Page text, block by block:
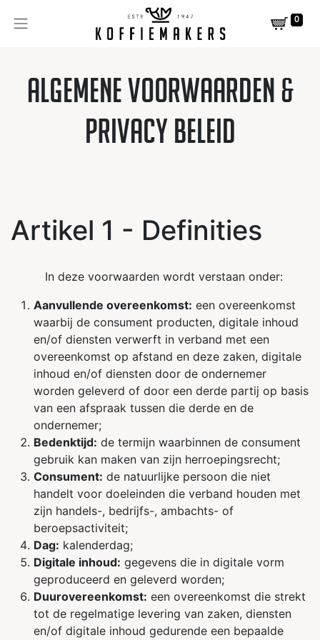
0
Algemene voorwaarden &
Privacy beleid
Artikel 1 - Definities
In deze voorwaarden wordt verstaan onder:
Aanvullende overeenkomst: een overeenkomst
waarbij de consument producten, digitale inhoud
en/of diensten verwerft in verband met een
overeenkomst op afstand en deze zaken, digitale
inhoud en/of diensten door de ondernemer
worden geleverd of door een derde partij op basis
van een afspraak tussen die derde en de
ondernemer;
Bedenktijd: de termijn waarbinnen de consument
gebruik kan maken van zijn herroepingsrecht;
Consument: de natuurlijke persoon die niet
handelt voor doeleinden die verband houden met
zijn handels-, bedrijfs-, ambachts- of
beroepsactiviteit;
Dag: kalenderdag;
Digitale inhoud: gegevens die in digitale vorm
geproduceerd en geleverd worden;
Duurovereenkomst: een overeenkomst die strekt
tot de regelmatige levering van zaken, diensten
en/of digitale inhoud gedurende een bepaalde